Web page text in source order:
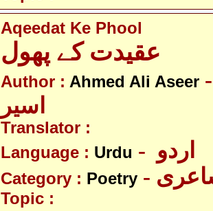
Aqeedat Ke Phool
Author : Ahmed Ali Aseer
Translator :
Language : Urdu
Category : Poetry
Topic :